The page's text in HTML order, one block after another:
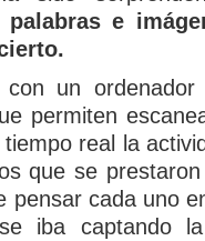
e
con un
permiten
real la
que se
pensar cada uno
iba captando